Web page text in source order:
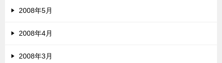
2008年5月
2008年4月
2008年3月